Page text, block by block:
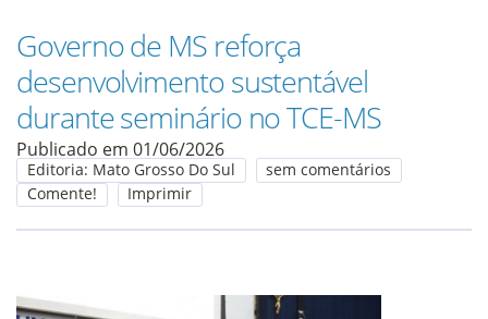
Notícias
Colunistas
Classificados
Governo de MS reforça
desenvolvimento sustentável
durante seminário no TCE-MS
Publicado em 01/06/2026
Editoria: Mato Grosso Do Sul
sem comentários
Comente!
Imprimir